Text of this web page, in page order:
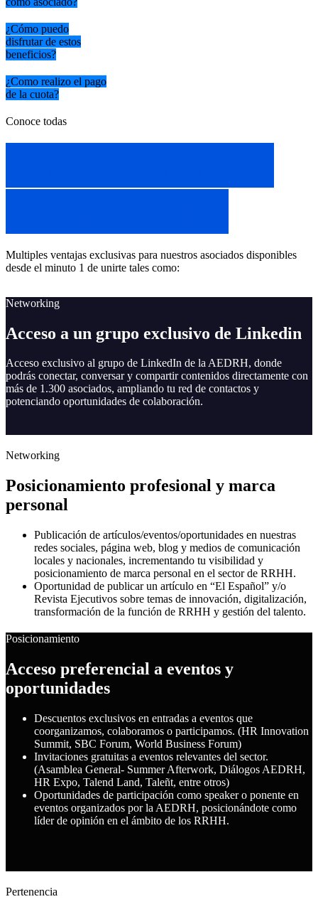
¿Cómo puedo
disfrutar de estos
beneficios?
¿Como realizo el pago
de la cuota?
Conoce todas
Multiples ventajas exclusivas para nuestros asociados disponibles
desde el minuto 1 de unirte tales como:
Networking
Acceso a un grupo exclusivo de Linkedin
Acceso exclusivo al grupo de LinkedIn de la AEDRH, donde
podrás conectar, conversar y compartir contenidos directamente con
más de 1.300 asociados, ampliando tu red de contactos y
potenciando oportunidades de colaboración.
Networking
Posicionamiento profesional y marca
personal
Publicación de artículos/eventos/oportunidades en nuestras
redes sociales, página web, blog y medios de comunicación
locales y nacionales, incrementando tu visibilidad y
posicionamiento de marca personal en el sector de RRHH.
Oportunidad de publicar un artículo en “El Español” y/o
Revista Ejecutivos sobre temas de innovación, digitalización,
transformación de la función de RRHH y gestión del talento.
Posicionamiento
Acceso preferencial a eventos y
oportunidades
Descuentos exclusivos en entradas a eventos que
coorganizamos, colaboramos o participamos. (HR Innovation
Summit, SBC Forum, World Business Forum)
Invitaciones gratuitas a eventos relevantes del sector.
(Asamblea General- Summer Afterwork, Diálogos AEDRH,
HR Expo, Talend Land, Taleñt, entre otros)
Oportunidades de participación como speaker o ponente en
eventos organizados por la AEDRH, posicionándote como
líder de opinión en el ámbito de los RRHH.
Pertenencia